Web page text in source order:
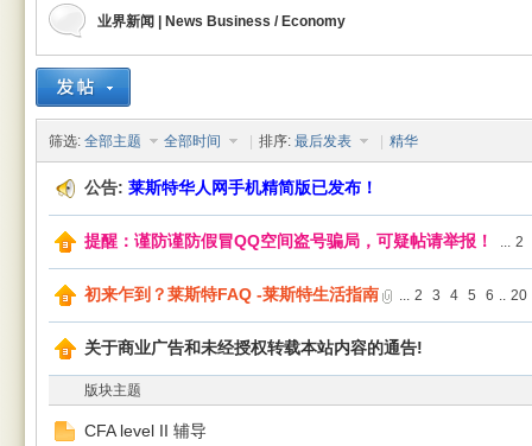
特华
人网
业界新闻 | News Business / Economy
筛选: 全部主题 全部时间 排序: 最后发表 精华
公告: 莱斯特华人网手机精简版已发布！
提醒：谨防谨防假冒QQ空间盗号骗局，可疑帖请举报！ ... 2
初来乍到？莱斯特FAQ -莱斯特生活指南 ... 2 3 4 5 6 .. 20
关于商业广告和未经授权转载本站内容的通告!
版块主题
CFA level II 辅导